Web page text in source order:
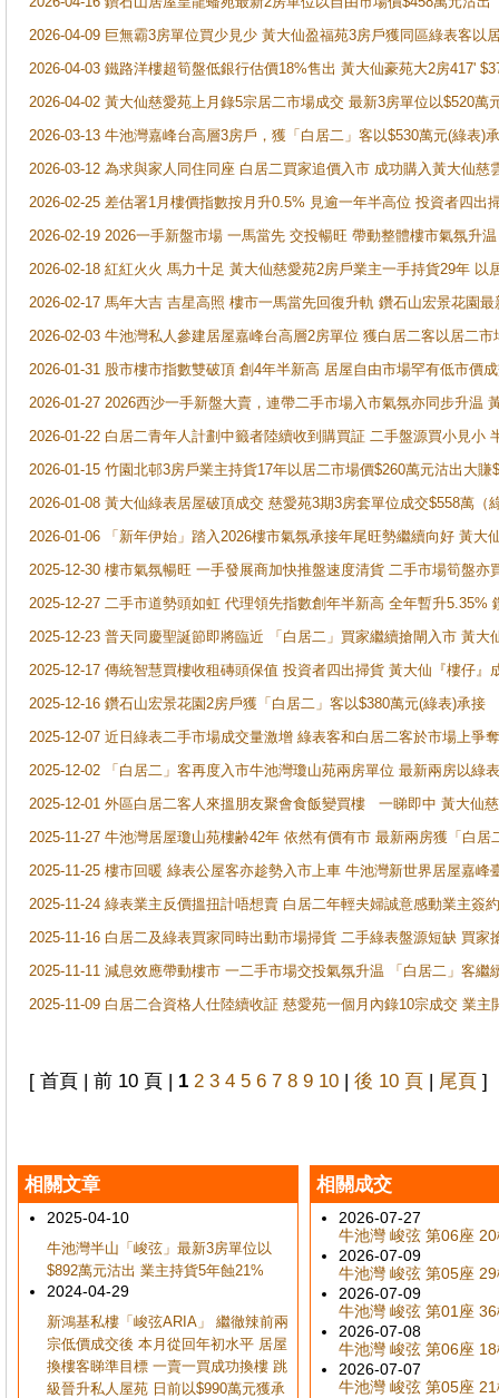
2026-04-09 巨無霸3房單位買少見少 黃大仙盈福苑3房戶獲同區綠表客以
2026-04-03 鐵路洋樓超筍盤低銀行估價18%售出 黃大仙豪苑大2房417'
2026-04-02 黃大仙慈愛苑上月錄5宗居二市場成交 最新3房單位以$520萬
2026-03-13 牛池灣嘉峰台高層3房戶，獲「白居二」客以$530萬元(綠表)
2026-03-12 為求與家人同住同座 白居二買家追價入市 成功購入黃大仙
2026-02-25 差估署1月樓價指數按月升0.5% 見逾一年半高位 投資者四
2026-02-19 2026一手新盤市場 一馬當先 交投暢旺 帶動整體樓市氣氛升
2026-02-18 紅紅火火 馬力十足 黃大仙慈愛苑2房戶業主一手持貨29年 以
2026-02-17 馬年大吉 吉星高照 樓市一馬當先回復升軌 鑽石山宏景花園
2026-02-03 牛池灣私人參建居屋嘉峰台高層2房單位 獲白居二客以居二市
2026-01-31 股市樓市指數雙破頂 創4年半新高 居屋自由市場罕有低市價
2026-01-27 2026西沙一手新盤大賣，連帶二手市場入市氣氛亦同步升温
2026-01-22 白居二青年人計劃中籤者陸續收到購買証 二手盤源買小見小
2026-01-15 竹園北邨3房戶業主持貨17年以居二市場價$260萬元沽出大賺
2026-01-08 黃大仙綠表居屋破頂成交 慈愛苑3期3房套單位成交$558萬（
2026-01-06 「新年伊始」踏入2026樓市氣氛承接年尾旺勢繼續向好 黃
2025-12-30 樓市氣氛暢旺 一手發展商加快推盤速度清貨 二手市場筍盤
2025-12-27 二手市道勢頭如虹 代理領先指數創年半新高 全年暫升5.35%
2025-12-23 普天同慶聖誕節即將臨近 「白居二」買家繼續搶閘入市 黃
2025-12-17 傳統智慧買樓收租磚頭保值 投資者四出掃貨 黃大仙『樓仔
2025-12-16 鑽石山宏景花園2房戶獲「白居二」客以$380萬元(綠表)承接
2025-12-07 近日綠表二手市場成交量激增 綠表客和白居二客於市場上
2025-12-02 「白居二」客再度入市牛池灣瓊山苑兩房單位 最新兩房以綠
2025-12-01 外區白居二客人來搵朋友聚會食飯變買樓 一睇即中 黃大仙
2025-11-27 牛池灣居屋瓊山苑樓齢42年 依然有價有市 最新兩房獲「白居
2025-11-25 樓市回暖 綠表公屋客亦趁勢入市上車 牛池灣新世界居屋嘉峰
2025-11-24 綠表業主反價搵扭計唔想賣 白居二年輕夫婦誠意感動業主簽
2025-11-16 白居二及綠表買家同時出動市場掃貨 二手綠表盤源短缺 買
2025-11-11 減息效應帶動樓市 一二手市場交投氣氛升温 「白居二」客
2025-11-09 白居二合資格人仕陸續收証 慈愛苑一個月內錄10宗成交 業
[ 首頁 | 前 10 頁 | 1 2 3 4 5 6 7 8 9 10 | 後 10 頁 | 尾頁 ]
相關文章
2025-04-10
牛池灣半山「峻弦」最新3房單位以
$892萬元沽出 業主持貨5年蝕21%
2024-04-29
新鴻基私樓「峻弦ARIA」 繼徹辣前兩
宗低價成交後 本月從回年初水平 居屋
換樓客睇準目標 一賣一買成功換樓 跳
級晉升私人屋苑 日前以$990萬元獲承
相關成交
2026-07-27
牛池灣 峻弦 第06座
2026-07-09
牛池灣 峻弦 第05座
2026-07-09
牛池灣 峻弦 第01座
2026-07-08
牛池灣 峻弦 第06座
2026-07-07
牛池灣 峻弦 第05座